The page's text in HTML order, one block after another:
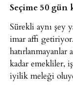
Seçime 50 gün
Sürekli aynı şey
imar affı
kadar emekliler,
iyilik meleği